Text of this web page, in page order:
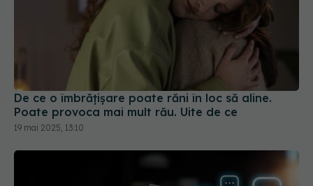
De ce o îmbrățișare poate răni în loc să aline.
Poate provoca mai mult rău. Uite de ce
19 mai 2025, 13:10